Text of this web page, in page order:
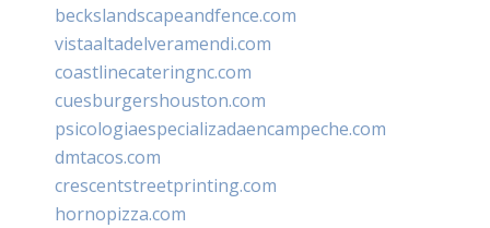
beckslandscapeandfence.com
vistaaltadelveramendi.com
coastlinecateringnc.com
cuesburgershouston.com
psicologiaespecializadaencampeche.com
dmtacos.com
crescentstreetprinting.com
hornopizza.com